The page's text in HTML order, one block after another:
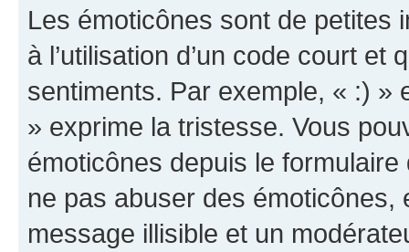
Les émoticônes sont de petites
à l’utilisation d’un code court et
sentiments. Par exemple, « :) »
» exprime la tristesse. Vous
émoticônes depuis le
ne pas abuser des
message illisible et un